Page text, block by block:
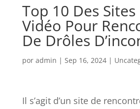
Top 10 Des
Vidéo Pour
De Drôles
por admin | Sep 16, 2024|
Il s’agit d’un site de